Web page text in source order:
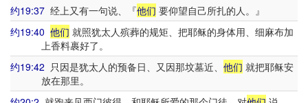
约19:37 经上又有一句说、『他们 要仰望自己所扎的人。』
约19:40 他们 就照犹太人殡葬的规矩、把耶稣的身体用、细麻布加
上香料裹好了。
约19:42 只因是犹太人的预备日、又因那坟墓近、 他们 就把耶稣安
放在那里。